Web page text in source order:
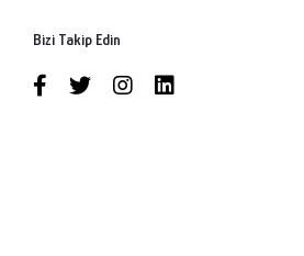
Bizi Takip Edin